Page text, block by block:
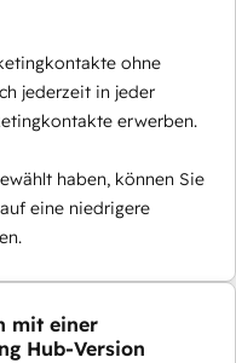
ohne
jederzeit in jeder
erwerben.
haben, können Sie
eine niedrigere
mit einer
Hub-Version